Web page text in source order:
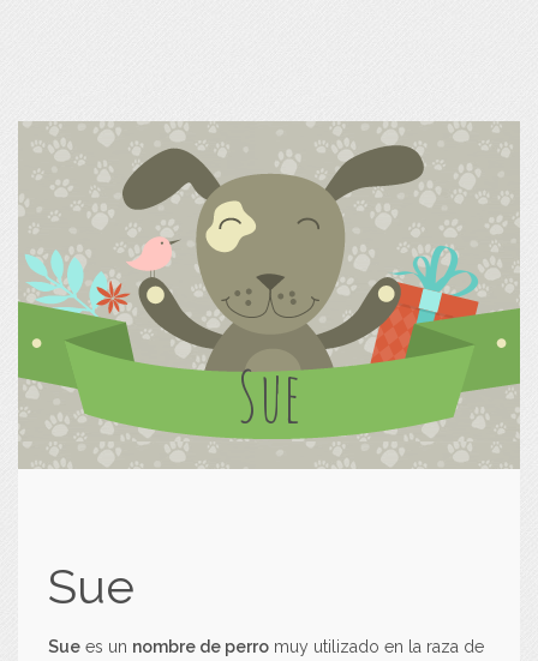
Sue
Sue
Sue es un nombre de perro muy utilizado en la raza de